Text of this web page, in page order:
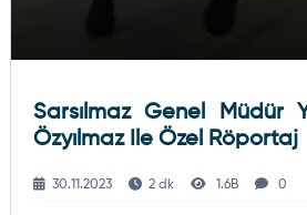
Sarsılmaz Genel Müdür
Özyılmaz Ile Özel Röportaj
30.11.2023 2 dk 1.6B 0